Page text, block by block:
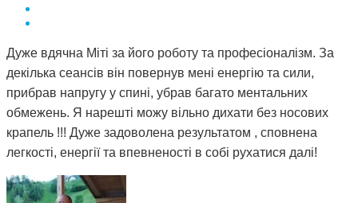
Дуже вдячна Міті за його роботу та професіоналізм. За
декілька сеансів він повернув мені енергію та сили,
прибрав напругу у спині, убрав багато ментальних
обмежень. Я нарешті можу вільно дихати без носових
крапель !!! Дуже задоволена результатом , сповнена
легкості, енергії та впевненості в собі рухатися далі!